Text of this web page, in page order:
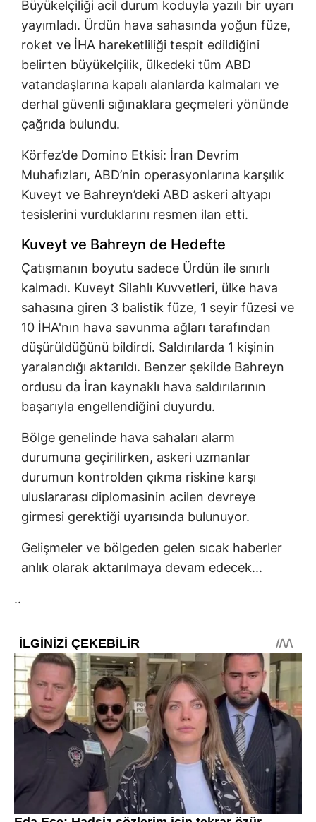
Büyükelçiliği acil durum koduyla yazılı bir uyarı
yayımladı. Ürdün hava sahasında yoğun füze,
roket ve İHA hareketliliği tespit edildiğini
belirten büyükelçilik, ülkedeki tüm ABD
vatandaşlarına kapalı alanlarda kalmaları ve
derhal güvenli sığınaklara geçmeleri yönünde
çağrıda bulundu.
Körfez’de Domino Etkisi: İran Devrim
Muhafızları, ABD’nin operasyonlarına karşılık
Kuveyt ve Bahreyn’deki ABD askeri altyapı
tesislerini vurduklarını resmen ilan etti.
Kuveyt ve Bahreyn de Hedefte
Çatışmanın boyutu sadece Ürdün ile sınırlı
kalmadı. Kuveyt Silahlı Kuvvetleri, ülke hava
sahasına giren 3 balistik füze, 1 seyir füzesi ve
10 İHA'nın hava savunma ağları tarafından
düşürüldüğünü bildirdi. Saldırılarda 1 kişinin
yaralandığı aktarıldı. Benzer şekilde Bahreyn
ordusu da İran kaynaklı hava saldırılarının
başarıyla engellendiğini duyurdu.
Bölge genelinde hava sahaları alarm
durumuna geçirilirken, askeri uzmanlar
durumun kontrolden çıkma riskine karşı
uluslararası diplomasinin acilen devreye
girmesi gerektiği uyarısında bulunuyor.
Gelişmeler ve bölgeden gelen sıcak haberler
anlık olarak aktarılmaya devam edecek...
..